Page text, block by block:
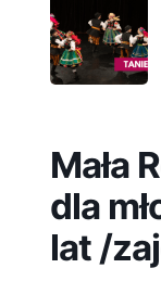
Mała
dla
lat /